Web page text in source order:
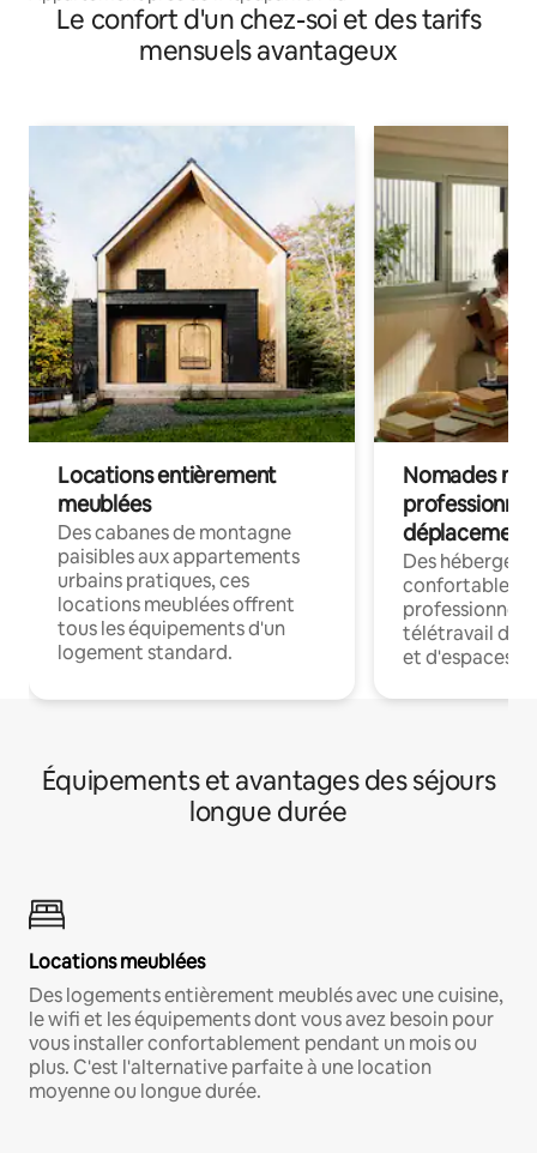
Le confort d'un chez-soi et des tarifs
mensuels avantageux
Locations entièrement
meublées
Des cabanes de montagne
paisibles aux appartements
urbains pratiques, ces
locations meublées offrent
tous les équipements d'un
logement standard.
Nomades
déplacement
Des
confortables
professionnels
télétravail
et d'espaces
Équipements et avantages des séjours
longue durée
Locations meublées
Des logements entièrement meublés avec une cuisine,
le wifi et les équipements dont vous avez besoin pour
vous installer confortablement pendant un mois ou
plus. C'est l'alternative parfaite à une location
moyenne ou longue durée.